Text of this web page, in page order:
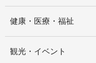
健康・医療・福祉
観光・イベント